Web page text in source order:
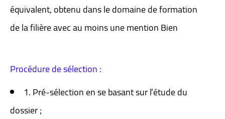
équivalent, obtenu dans le domaine de formation
de la filière avec au moins une mention Bien
Procédure de sélection :
1. Pré-sélection en se basant sur l’étude du
dossier ;